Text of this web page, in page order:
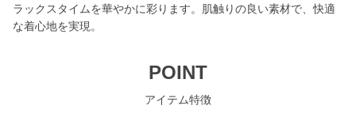
ラックスタイムを華やかに彩ります。肌触りの良い素材で、快適
な着心地を実現。
POINT
アイテム特徴